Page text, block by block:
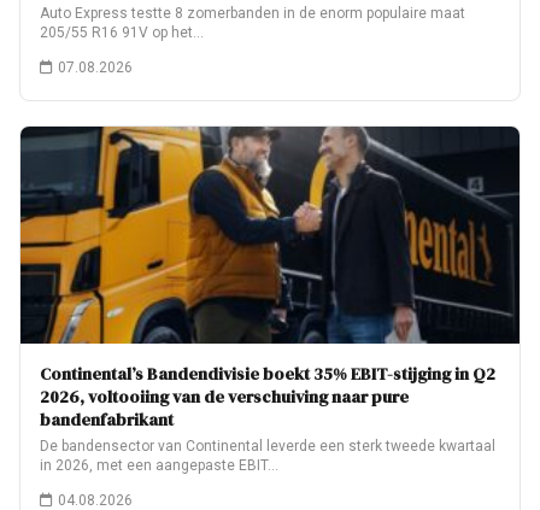
Auto Express testte 8 zomerbanden in de enorm populaire maat
205/55 R16 91V op het…
07.08.2026
Continental’s Bandendivisie boekt 35% EBIT-stijging in Q2
2026, voltooiing van de verschuiving naar pure
bandenfabrikant
De bandensector van Continental leverde een sterk tweede kwartaal
in 2026, met een aangepaste EBIT…
04.08.2026